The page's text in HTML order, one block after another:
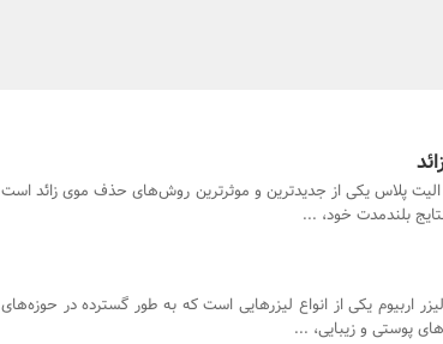
الیت پلاس یکی از جدیدترین و موثرترین روش‌های حذف موی زائد است
بلندمدت خود، ...
لیزر اربیوم یکی از انواع لیزرهایی است که به طور گسترده در حوزه‌های
پوستی و زیبایی، ...